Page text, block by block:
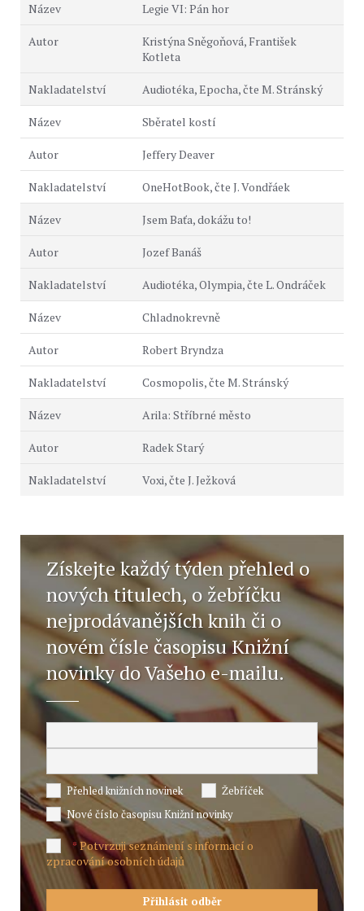
Legie VI: Pán hor
Kristýna Sněgoňová, František
Kotleta
Audiotéka, Epocha, čte M. Stránský
Sběratel kostí
Jeffery Deaver
OneHotBook, čte J. Vondřáek
Jsem Baťa, dokážu to!
Jozef Banáš
Audiotéka, Olympia, čte L. Ondráček
Chladnokrevně
Robert Bryndza
Cosmopolis, čte M. Stránský
Arila: Stříbrné město
Radek Starý
Voxi, čte J. Ježková
Získejte každý týden přehled o
nových titulech, o žebříčku
nejprodávanějších knih či o
novém čísle časopisu Knižní
novinky do Vašeho e-mailu.
Přehled knižních novinek
Žebříček
Nové číslo časopisu Knižní novinky
*Potvrzuji seznámení s informací o
zpracování osobních údajů